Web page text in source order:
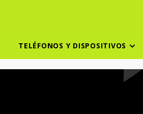
TELÉFONOS Y DISPOSITIVOS